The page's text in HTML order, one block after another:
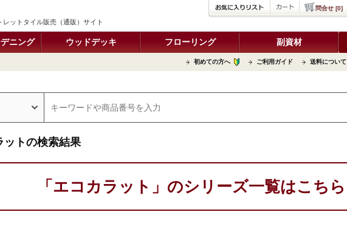
ットタイル販売（通販）サイト
ニング ウッドデッキ フローリング 副資材
初めての方へ ご利用ガイド 送料について
問合せ [0]
ットの検索結果
「エコカラット」のシリーズ一覧はこちら